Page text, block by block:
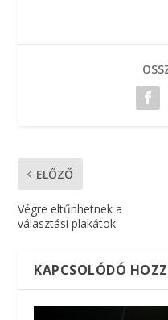
ELŐZŐ
Végre eltűnhetnek a
választási plakátok
KAPCSOLÓDÓ